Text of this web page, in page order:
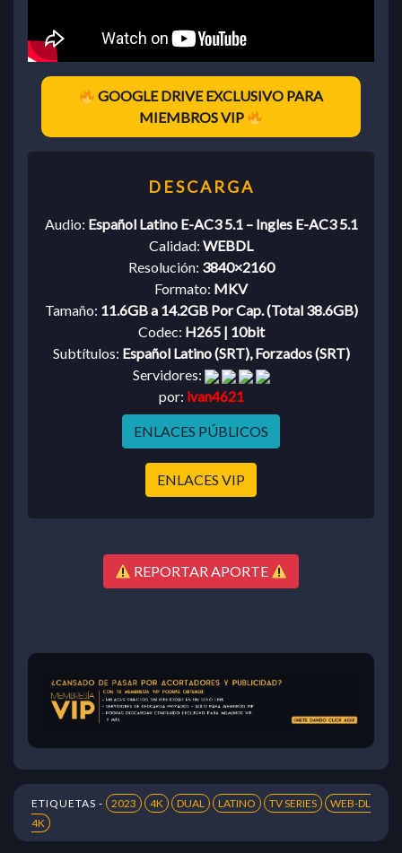
GOOGLE DRIVE EXCLUSIVO PARA
MIEMBROS VIP
Audio: Español Latino E-AC3 5.1 – Ingles E-AC3 5.1
Calidad: WEBDL
Resolución: 3840×2160
Formato: MKV
Tamaño: 11.6GB a 14.2GB Por Cap. (Total 38.6GB)
Codec: H265 | 10bit
Subtítulos: Español Latino (SRT), Forzados (SRT)
Servidores:
por: ivan4621
ENLACES PÚBLICOS
ENLACES VIP
REPORTAR APORTE
ETIQUETAS - 2023 4K DUAL LATINO TV SERIES
WEB-DL
4K